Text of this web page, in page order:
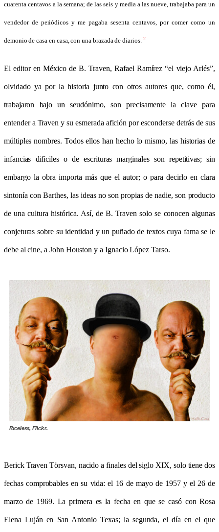
cuarenta centavos a la semana; de las seis y media a las nueve, trabajaba para un
vendedor de periódicos y me pagaba sesenta centavos, por comer como un
demonio de casa en casa, con una brazada de diarios. 2
El editor en México de B. Traven, Rafael Ramírez “el viejo Arlés”,
olvidado ya por la historia junto con otros autores que, como él,
trabajaron bajo un seudónimo, son precisamente la clave para
entender a Traven y su esmerada afición por esconderse detrás de sus
múltiples nombres. Todos ellos han hecho lo mismo, las historias de
infancias difíciles o de escrituras marginales son repetitivas; sin
embargo la obra importa más que el autor; o para decirlo en clara
sintonía con Barthes, las ideas no son propias de nadie, son producto
de una cultura histórica. Así, de B. Traven solo se conocen algunas
conjeturas sobre su identidad y un puñado de textos cuya fama se le
debe al cine, a John Houston y a Ignacio López Tarso.
Faceless, Flickr.
Berick Traven Törsvan, nacido a finales del siglo XIX, solo tiene dos
fechas comprobables en su vida: el 16 de mayo de 1957 y el 26 de
marzo de 1969. La primera es la fecha en que se casó con Rosa
Elena Luján en San Antonio Texas; la segunda, el día en el que